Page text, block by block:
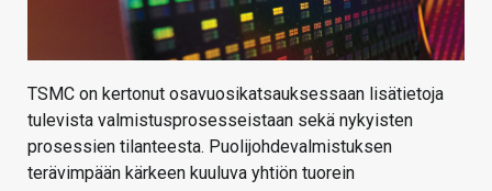
TSMC on kertonut osavuosikatsauksessaan lisätietoja
tulevista valmistusprosesseistaan sekä nykyisten
prosessien tilanteesta. Puolijohdevalmistuksen
terävimpään kärkeen kuuluva yhtiön tuorein